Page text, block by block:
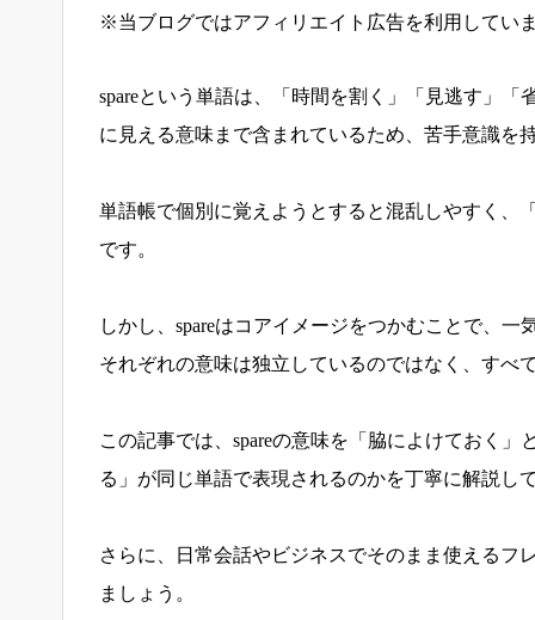
※当ブログではアフィリエイト広告を利用してい
spareという単語は、「時間を割く」「見逃す」
に見える意味まで含まれているため、苦手意識を
単語帳で個別に覚えようとすると混乱しやすく、
です。
しかし、spareはコアイメージをつかむことで、一
それぞれの意味は独立しているのではなく、すべ
この記事では、spareの意味を「脇によけておく
る」が同じ単語で表現されるのかを丁寧に解説し
さらに、日常会話やビジネスでそのまま使えるフ
ましょう。